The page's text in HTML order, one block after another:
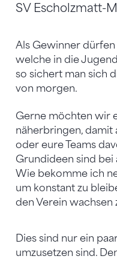
SV Escholzmatt-
Als Gewinner dürfen
welche in die
so sichert man sich
von morgen.
Gerne möchten wir
näherbringen, damit
oder eure Teams
Grundideen sind bei
Wie bekomme ich
um konstant zu
den Verein wachsen
Dies sind nur ein
umzusetzen sind.